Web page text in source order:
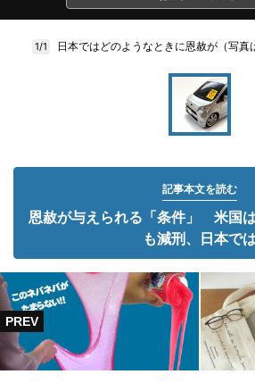
1/1 日本ではどのようなときに恩赦が（写真
記事本文を読む
恩赦が与えられる「条件」 米国
も減刑、日本で